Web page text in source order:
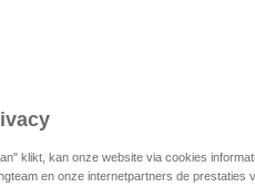
klikt, kan onze website via cookies
en onze internetpartners de prestaties